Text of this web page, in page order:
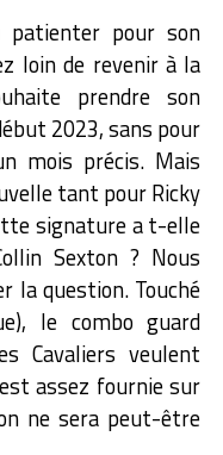
patienter pour son
loin de revenir à la
prendre son
2023, sans pour
mois précis. Mais
tant pour Ricky
signature a t-elle
Sexton ? Nous
la question. Touché
le combo guard
Cavaliers veulent
assez fournie sur
ne sera peut-être